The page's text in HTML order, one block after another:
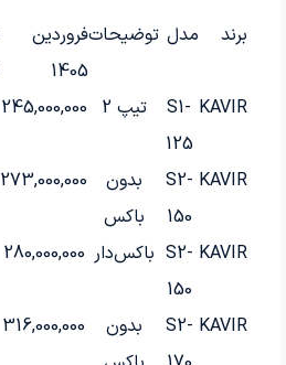
برند مدل توضیحاتفروردین
1405
KAVIR
S1-
125
تیپ 2 245,000,000
KAVIR
S2-
150
بدون
باکس
273,000,000
KAVIR
S2-
150
باکس‌دار 280,000,000
KAVIR
S2-
بدون
316,000,000